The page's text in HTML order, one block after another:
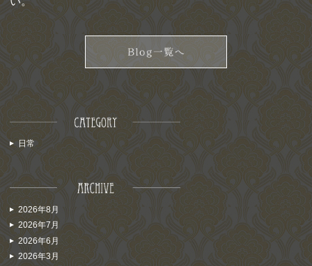
日常
2026年8月
2026年7月
2026年6月
2026年3月